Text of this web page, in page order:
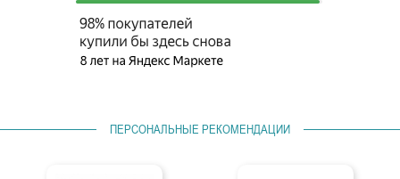
ПЕРСОНАЛЬНЫЕ РЕКОМЕНДАЦИИ